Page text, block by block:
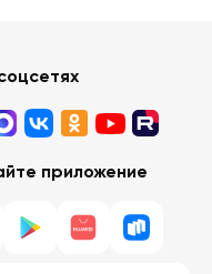
приложение